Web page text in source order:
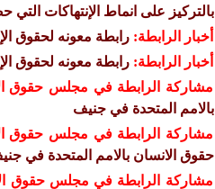
بالتركيز على انماط الإنتهاكات
أخبار الرابطة:رابطة معونه لحقوق
أخبار الرابطة:رابطة معونه لحقوق
مشاركة الرابطة في مجلس حقوق
بالامم المتحدة في جنيف
مشاركة الرابطة في مجلس حقوق
حقوق الانسان بالامم المتحدة في
مشاركة الرابطة في مجلس حقوق